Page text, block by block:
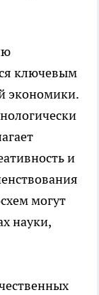
ключевым
экономики.
и
могут
науки,